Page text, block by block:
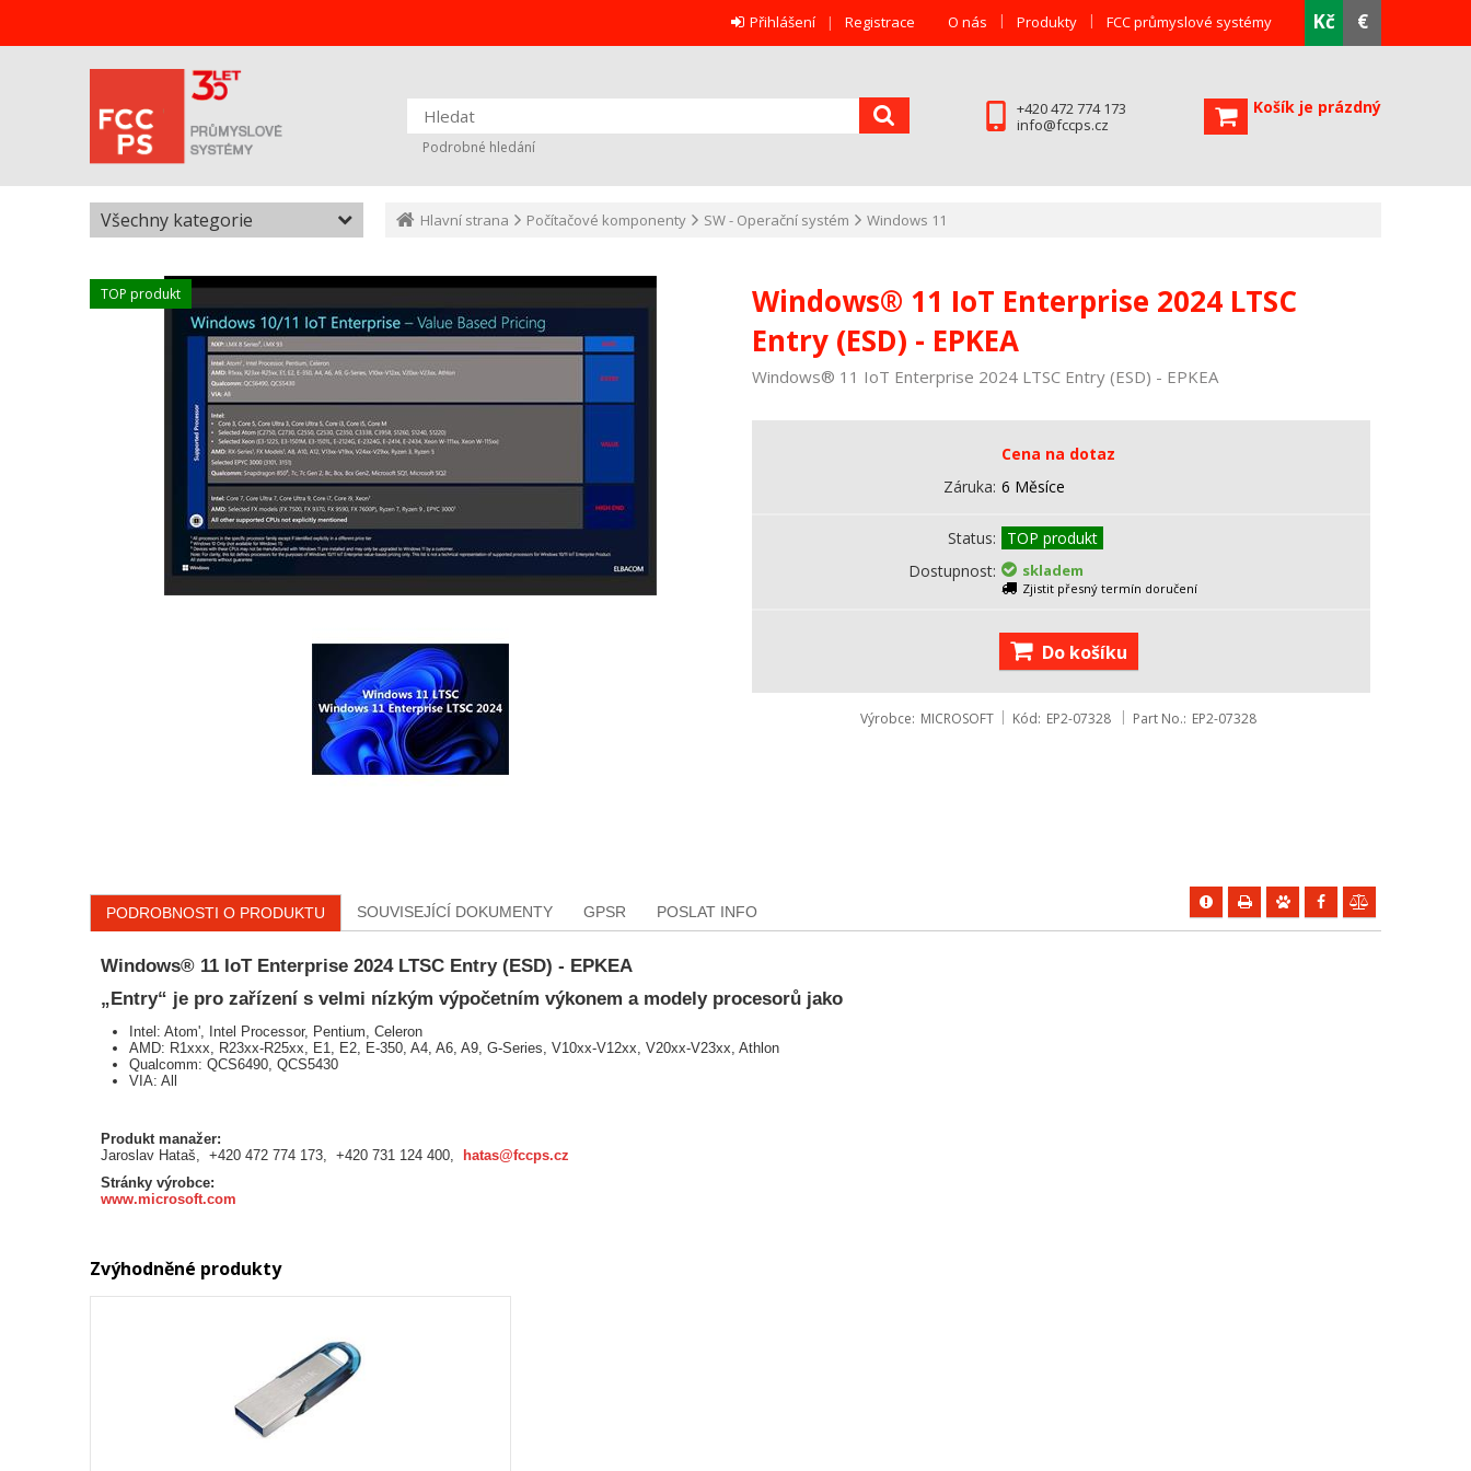
Kč €
O nás Produkty FCC průmyslové systémy
Přihlášení Registrace
Košík je prázdný
+420 472 774 173
info@fccps.cz
Podrobné hledání
Všechny kategorie Hlavní strana Počítačové komponenty SW - Operační systém Windows 11
TOP produkt
Windows® 11 IoT Enterprise 2024 LTSC
Entry (ESD) - EPKEA
Windows® 11 IoT Enterprise 2024 LTSC Entry (ESD) - EPKEA
Cena na dotaz
Záruka 6 Měsíce
Status
TOP produkt
Dostupnost
skladem
Zjistit přesný termín doručení
Do košíku
Výrobce MICROSOFT Kód EP2-07328 Part No. EP2-07328
PODROBNOSTI O PRODUKTU SOUVISEJÍCÍ DOKUMENTY GPSR POSLAT INFO
Windows® 11 IoT Enterprise 2024 LTSC Entry (ESD) - EPKEA
„Entry“ je pro zařízení s velmi nízkým výpočetním výkonem a modely procesorů jako
Intel: Atom', Intel Processor, Pentium, Celeron
AMD: R1xxx, R23xx-R25xx, E1, E2, E-350, A4, A6, A9, G-Series, V10xx-V12xx, V20xx-V23xx, Athlon
Qualcomm: QCS6490, QCS5430
VIA: All
Produkt manažer:
Jaroslav Hataš, +420 472 774 173, +420 731 124 400,
hatas@fccps.cz
Stránky výrobce:
www.microsoft.com
Zvýhodněné produkty